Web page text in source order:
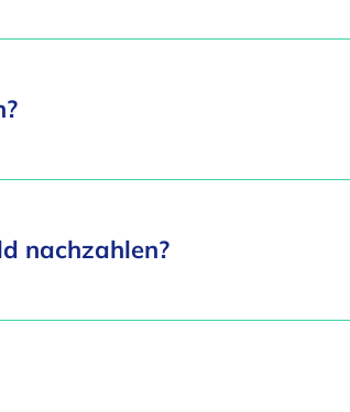
nachzahlen?